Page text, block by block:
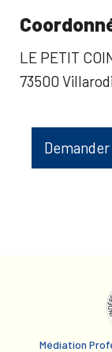
LE PETIT
73500
Médiation